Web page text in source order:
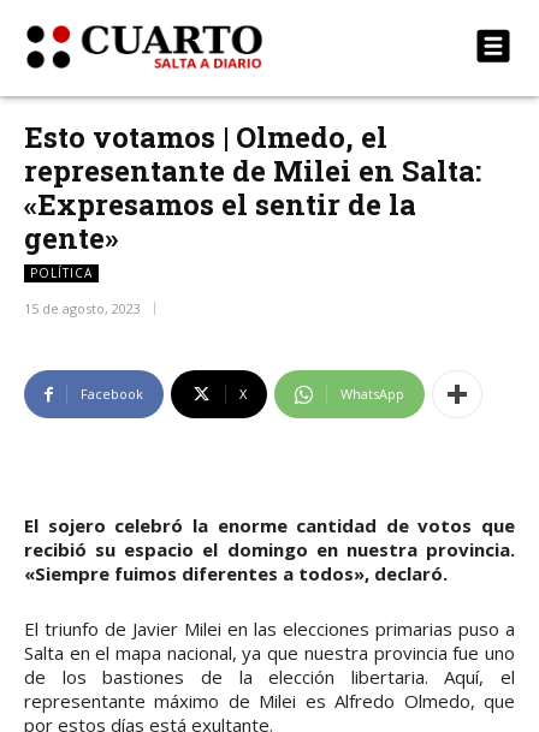
Esto votamos | Olmedo, el
representante de Milei en Salta:
«Expresamos el sentir de la
gente»
POLÍTICA
15 de agosto, 2023
Facebook X WhatsApp
El sojero celebró la enorme cantidad de votos que
recibió su espacio el domingo en nuestra provincia.
«Siempre fuimos diferentes a todos», declaró.
El triunfo de Javier Milei en las elecciones primarias puso a
Salta en el mapa nacional, ya que nuestra provincia fue uno
de los bastiones de la elección libertaria. Aquí, el
representante máximo de Milei es Alfredo Olmedo, que
por estos días está exultante.